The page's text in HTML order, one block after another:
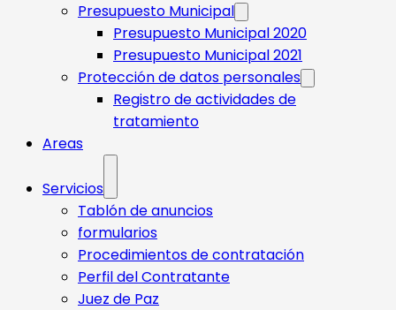
Presupuesto Municipal
Presupuesto Municipal 2020
Presupuesto Municipal 2021
Protección de datos personales
Registro de actividades de
tratamiento
Areas
Servicios
Tablón de anuncios
formularios
Procedimientos de contratación
Perfil del Contratante
Juez de Paz